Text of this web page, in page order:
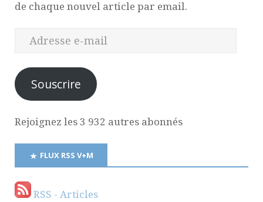
de chaque nouvel article par email.
Souscrire
Rejoignez les 3 932 autres abonnés
FLUX RSS V+M
RSS - Articles